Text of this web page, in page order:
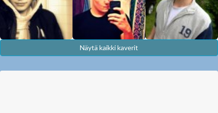
Näytä kaikki kaverit